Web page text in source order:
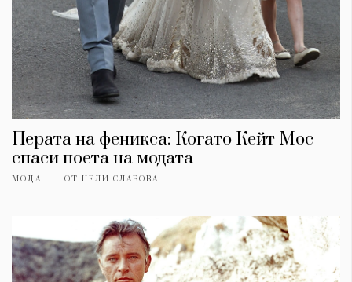
Перата на феникса: Когато Кейт Мос
спаси поета на модата
МОДА ОТ НЕЛИ СЛАВОВА